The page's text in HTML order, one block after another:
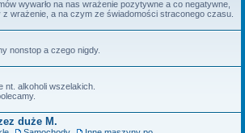
wywarło na nas wrażenie pozytywne a co negatywne,
z wrażenie, a na czym ze świadomości straconego czasu.
nonstop a czego nigdy.
nt. alkoholi wszelakich.
duże M.